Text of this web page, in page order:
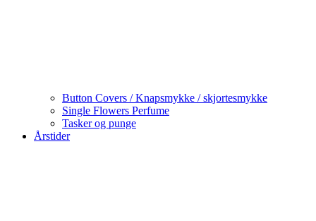
Button Covers / Knapsmykke / skjortesmykke
Single Flowers Perfume
Tasker og punge
Årstider